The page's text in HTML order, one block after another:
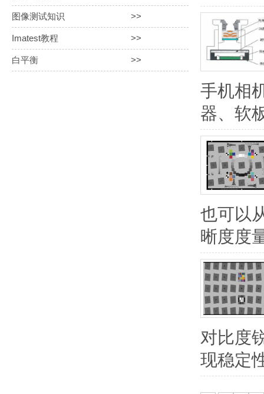
图像测试知识 >>
Imatest教程 >>
白平衡 >>
手机相
器、软
也可以
晰度度
对比度
现稳定